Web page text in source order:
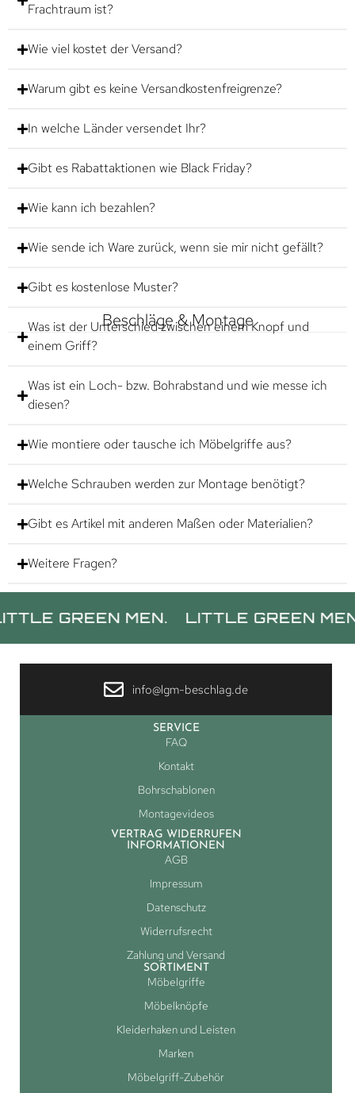
Frachtraum ist?
Wie viel kostet der Versand?
Warum gibt es keine Versandkostenfreigrenze?
In welche Länder versendet Ihr?
Gibt es Rabattaktionen wie Black Friday?
Wie kann ich bezahlen?
Wie sende ich Ware zurück, wenn sie mir nicht gefällt?
Gibt es kostenlose Muster?
Beschläge & Montage
Was ist der Unterschied zwischen einem Knopf und
einem Griff?
Was ist ein Loch- bzw. Bohrabstand und wie messe ich
diesen?
Wie montiere oder tausche ich Möbelgriffe aus?
Welche Schrauben werden zur Montage benötigt?
Gibt es Artikel mit anderen Maßen oder Materialien?
Weitere Fragen?
MEN. LITTLE GREEN MEN.
info@lgm-beschlag.de
SERVICE
FAQ
Kontakt
Bohrschablonen
Montagevideos
VERTRAG WIDERRUFEN
INFORMATIONEN
AGB
Impressum
Datenschutz
Widerrufsrecht
Zahlung und Versand
SORTIMENT
Möbelgriffe
Möbelknöpfe
Kleiderhaken und Leisten
Marken
Möbelgriff-Zubehör